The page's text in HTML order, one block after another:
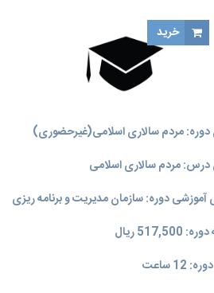
دوره: مردم سالاری اسلامی(غیرحضوری)
درس: مردم سالاری اسلامی
دوره: سازمان مدیریت و برنامه‌ ریزی
ریال
ساعت
خرید